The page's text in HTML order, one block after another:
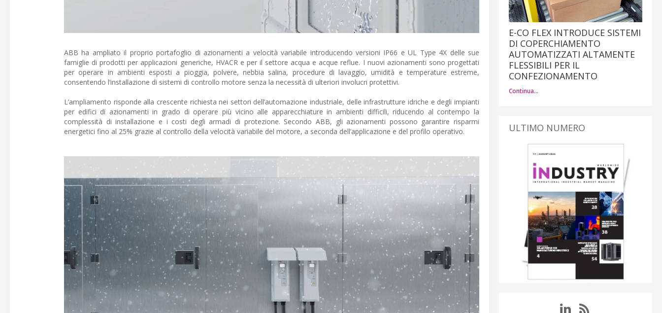
ABB ha ampliato il proprio portafoglio di azionamenti a velocità variabile introducendo versioni IP66 e UL Type 4X delle sue
famiglie di prodotti per applicazioni generiche, HVACR e per il settore acqua e acque reflue. I nuovi azionamenti sono progettati
per operare in ambienti esposti a pioggia, polvere, nebbia salina, procedure di lavaggio, umidità e temperature estreme,
consentendo l’installazione di sistemi di controllo motore senza la necessità di ulteriori involucri protettivi.
L’ampliamento risponde alla crescente richiesta nei settori dell’automazione industriale, delle infrastrutture idriche e degli impianti
per edifici di azionamenti in grado di operare più vicino alle apparecchiature in ambienti difficili, riducendo al contempo la
complessità di installazione e i costi degli armadi di protezione. Secondo ABB, gli azionamenti possono garantire risparmi
energetici fino al 25% grazie al controllo della velocità variabile del motore, a seconda dell’applicazione e del profilo operativo.
E-CO FLEX INTRODUCE SISTEMI
DI COPERCHIAMENTO
AUTOMATIZZATI ALTAMENTE
FLESSIBILI PER IL
CONFEZIONAMENTO
Continua…
ULTIMO NUMERO